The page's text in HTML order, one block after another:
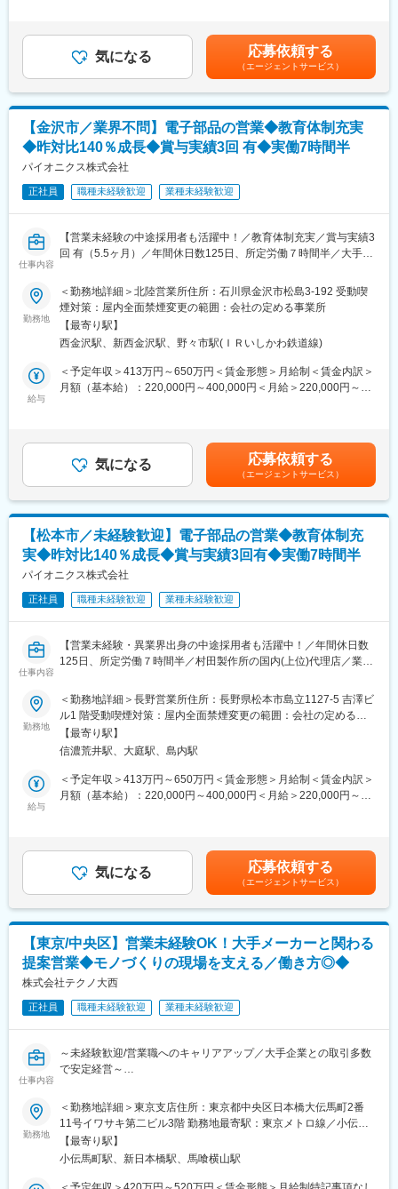
アメリカ・ツウ・ジャパン・エルエルシーは、世界19拠点・約
720名のスタッフを擁する世界最大級の独立系電子部品商社
「America II Electronics」の日本法人です。国内外1,900社以上の
メーカー製品を取り扱い、グループ全体で保有する圧倒的な在庫
数とグローバルネットワークを強みに、お客様の調達課題を解決
しています。特定メーカーに縛られることなく、お客様にとって
最適な提案ができることが当社の特徴です。設立以来、日本法人
は安定した成長を続けており、現在はグループ内でもトップクラ
スの収益を誇る重要拠点へと成長。成果を正当に評価する文化が
変更の範囲：会社の定める業務
来的には新規・既存を半々程度で担当いただきます。
・電話・メールによる顧客対応
・見積書、注文書の作成
・仕入先との価格交渉、納期調整
・顧客の調達課題に対するソリューション提案
※営業活動は電話・メールが中心となり、出張はほとんどありませ
ん。
※営業一人ひとりが仕入れから販売まで担当するため、価格戦略や
利益管理など経営視点も身につく環境です。
■組織構成：
が在籍しており、業界未経験から入社した社員も活躍していま
す。
■特徴・魅力：
担当エリアや取扱メーカーに制限はなく、自ら営業戦略を立案し
ながら活動できます。受発注業務や物流対応は専門部署がサポー
お客様の「欲しい部品を、より安く、より早く調達したい」とい
うニーズに応えることができます。
【成果を正当に評価する報酬制度】
営業利益に応じたインセンティブ制度を導入しており、成果はダ
イレクトに給与へ反映されます。基本給も支給されるため、高収
入を目指せる環境です。
【メリハリをつけて働ける環境】
土日祝休み、残業月20時間程度。家庭の事情に応じて勤務時間の
調整も相談可能で、成果を追いながらも長く働き続けられる環境
が整っています。
(成果給：粗利5％)。■年収例：・29歳（入社1年目）年収900万
円・44歳（入社2年目）年収1200万円・46歳（入社3年目）年収
1600万円賃金はあくまでも目安の金額であり、選考を通じて上下
する可能性があります。月給(月額)は固定手当を含めた表記です。
気になる 応募依頼する
（エージェントサービス）
【金沢市／業界不問】電子部品の営業◆教育体制充実
◆昨対比140％成長◆賞与実績3回 有◆実働7時間半
パイオニクス株式会社
正社員 職種未経験歓迎 業種未経験歓迎
仕事内容
【営業未経験の中途採用者も活躍中！／教育体制充実／賞与実績3
回 有（5.5ヶ月）／年間休日数125日、所定労働７時間半／大手と
■募集背景：
東京に本社を置くエレクトロニクス商社の当社にて、業績拡大中
のため増員募集をいたします。いずれは組織の中核として活躍頂
ける方の採用を期待しています。
■業務概要：
す。
・既存顧客への営業を行い徐々に覚えていく中で、いずれは新規
の営業も行います。(既存：新規＝7:3ほどの割合)
ません。
※直行直帰や出張もあります。基本は車移動です。
■組織構成：
北陸営業所は所長と営業担当(50代、30代)の3名体制で、女性のア
シスタントもいます。
■入社後の教育体制：
入社後は本社にて1週間程度の研修の後、OJTも含めて営業所長と
の同行からスタートします。また、受発注などの社内システムも
受け、担当顧客を持ち、営業活動を行って頂きます。初めは関係
性良好の既存顧客からお任せし、徐々にウエイトの大きい顧客や
新規もお任せしていく予定です。
・ルート営業で決まった型があるというよりは、自由なスタイル
で考えながら成果を創出でき、しっかり評価され、給与で還元し
■業績拡大の背景：
脱炭素社会へ向けた電気自動車、エコ発電や高機能化するPC・ス
マホ、技術進歩を続ける医療機器、それらを製造するための産業
機械(半導体製造装置・工作機械)など様々な業界に於いて電子部品
は急激な需要増となっており、今後もさらなる伸長が見込まれて
います。
変更の範囲：会社の定める業務
勤務地
＜勤務地詳細＞北陸営業所住所：石川県金沢市松島3-192 受動喫
煙対策：屋内全面禁煙変更の範囲：会社の定める事業所
【最寄り駅】
西金沢駅、新西金沢駅、野々市駅(ＩＲいしかわ鉄道線)
給与
＜予定年収＞413万円～650万円＜賃金形態＞月給制＜賃金内訳＞
月額（基本給）：220,000円～400,000円＜月給＞220,000円～
の平均支給実績、年3回 で合計5.5ヶ月分賃金はあくまでも目安の
金額であり、選考を通じて上下する可能性があります。月給(月額)
は固定手当を含めた表記です。
気になる 応募依頼する
（エージェントサービス）
【松本市／未経験歓迎】電子部品の営業◆教育体制充
実◆昨対比140％成長◆賞与実績3回有◆実働7時間半
パイオニクス株式会社
正社員 職種未経験歓迎 業種未経験歓迎
仕事内容
【営業未経験・異業界出身の中途採用者も活躍中！／年間休日数
125日、所定労働７時間半／村田製作所の国内(上位)代理店／業績
■募集背景：
設立40年、東京に本社を置くエレクトロニクス商社の当社にて、
業績拡大中のため増員募集をいたします。いずれは組織の中核と
して活躍頂ける方の採用を期待しています。
■業務概要：
・既存の担当顧客は20～30社ほどの予定です。
・新規の営業は顧客紹介がメインで、上長が開拓した顧客を引継
ぎなどもありますので、新規開拓のハードルもそれほど高くあり
■組織構成：
長野営業所は所長と営業担当(30代)の2名体制で、女性のアシスタ
ント3名でサポートしています。
■入社後の教育体制：
入社後は本社にて1週間程度の研修の後、OJTも含めて営業所長と
の同行からスタートします。また、受発注などの社内システムも
並行してトレーニングします。入社から1～3ヶ月後には引継ぎを
受け、担当顧客を持ち、営業活動を行って頂きます。
■評価体制：
・ルート営業で決まった型があるというよりは、自由なスタイル
で考えながら成果を創出でき、しっかり評価され、給与で還元し
てもらえる会社です。
勤務地
＜勤務地詳細＞長野営業所住所：長野県松本市島立1127‐5 吉澤ビ
ル1 階受動喫煙対策：屋内全面禁煙変更の範囲：会社の定める事
業所
【最寄り駅】
信濃荒井駅、大庭駅、島内駅
給与
＜予定年収＞413万円～650万円＜賃金形態＞月給制＜賃金内訳＞
月額（基本給）：220,000円～400,000円＜月給＞220,000円～
績 3ヶ月分賃金はあくまでも目安の金額であり、選考を通じて上
下する可能性があります。月給(月額)は固定手当を含めた表記で
す。
気になる 応募依頼する
（エージェントサービス）
【東京/中央区】営業未経験OK！大手メーカーと関わる
提案営業◆モノづくりの現場を支える／働き方◎◆
株式会社テクノ大西
正社員 職種未経験歓迎 業種未経験歓迎
仕事内容
～未経験歓迎/営業職へのキャリアアップ／大手企業との取引多数
で安定経営～
■業務内容
日東電工や東レなど大手材料メーカーから仕入れた電子材料、電
子／電気部品等をパナソニックや日立製作所など大手電機メーカ
ーへ営業いただきます。同社で取り扱う電子材料などは、洗濯機
や冷蔵庫など日常目にする機械に使われております。
勤務地
＜勤務地詳細＞東京支店住所：東京都中央区日本橋大伝馬町2番
11号イワサキ第二ビル3階 勤務地最寄駅：東京メトロ線／小伝馬
町駅受動喫煙対策：屋内全面禁煙変更の範囲：会社の定める事業
所
【最寄り駅】
小伝馬町駅、新日本橋駅、馬喰横山駅